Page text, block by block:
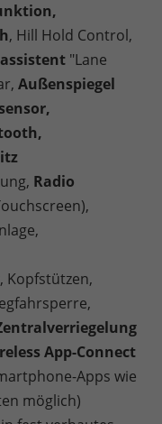
, Hill Hold Control,
"Lane
Außenspiegel
Radio
, Kopfstützen,
App-Connect
Apps wie
möglich)